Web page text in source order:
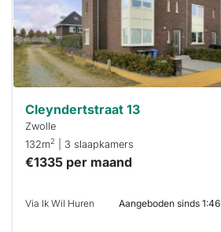
je hierbij!
Cleyndertstraat 13
Zwolle
132m2 | 3 slaapkamers
€1335 per maand
Via Ik Wil Huren Aangeboden sinds 1:46